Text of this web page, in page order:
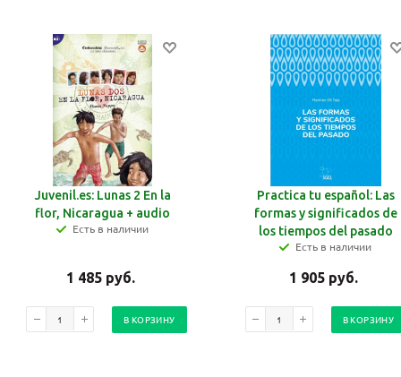
Juvenil.es: Lunas 2 En la
flor, Nicaragua + audio
Есть в наличии
1 485 руб.
В КОРЗИНУ
Practica tu español: Las
formas y significados de
los tiempos del pasado
Есть в наличии
1 905 руб.
В КОРЗИНУ